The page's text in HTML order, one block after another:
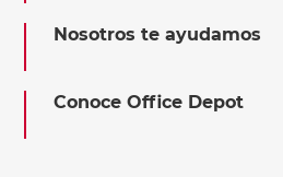
Nosotros te ayudamos
Conoce Office Depot